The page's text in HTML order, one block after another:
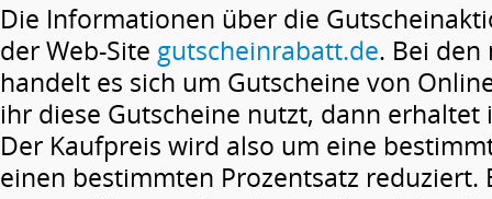
Die Informationen über die
der Web-Site gutscheinrabatt.de. Bei
handelt es sich um Gutscheine von
ihr diese Gutscheine nutzt, dann erhaltet
Der Kaufpreis wird also um eine
einen bestimmten Prozentsatz reduziert.